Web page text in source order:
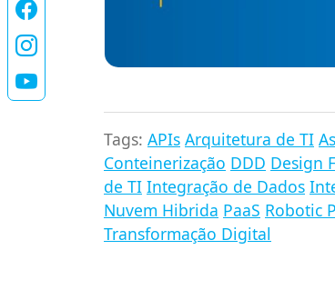
Tags: APIs Arquitetura de TI
Conteinerização DDD Design
de TI Integração de Dados
Nuvem Hibrida PaaS Robotic
Transformação Digital